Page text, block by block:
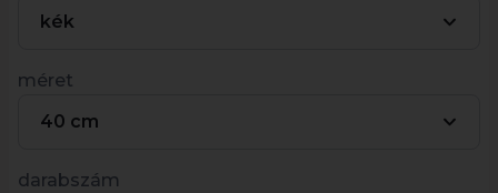
kék
méret
40 cm
darabszám